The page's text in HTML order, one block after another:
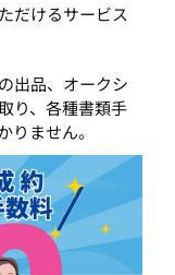
だけるサービス
出品、オークシ
り、各種書類手
りません。